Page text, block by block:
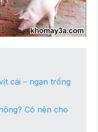
cái – ngan trống
Có nên cho